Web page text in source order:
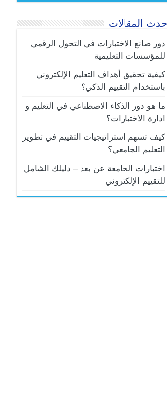
أحدث المقالات
دور صانع الاختبارات في التحول الرقمي
للمؤسسات التعليمية
كيفية تحقيق أهداف التعليم الإلكتروني
باستخدام التقييم الذكي؟
ما هو دور الذكاء الاصطناعي في التعليم و
ادارة الاختبارات؟
كيف تسهم استراتيجيات التقييم في تطوير
التعليم الجامعي؟
اختبارات الجامعة عن بعد – دليلك الشامل
للتقييم الإلكتروني